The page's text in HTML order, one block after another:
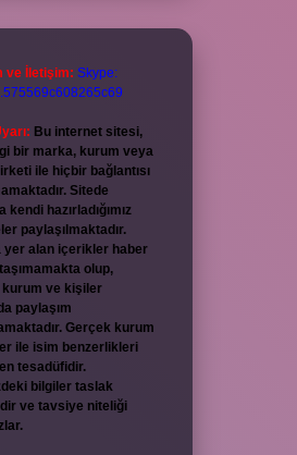
ve İletişim: Skype:
Bu internet sitesi,
bir marka, kurum veya
ile hiçbir bağlantısı
Sitede
kendi hazırladığımız
paylaşılmaktadır.
yer alan içerikler haber
olup,
ve kişiler
paylaşım
Gerçek kurum
ile isim benzerlikleri
tesadüfidir.
bilgiler taslak
ve tavsiye niteliği